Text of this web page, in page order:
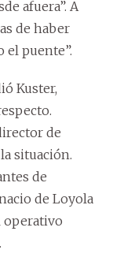
afuera”. A
de haber
el puente”.
Kuster,
de
situación.
de
de Loyola
operativo